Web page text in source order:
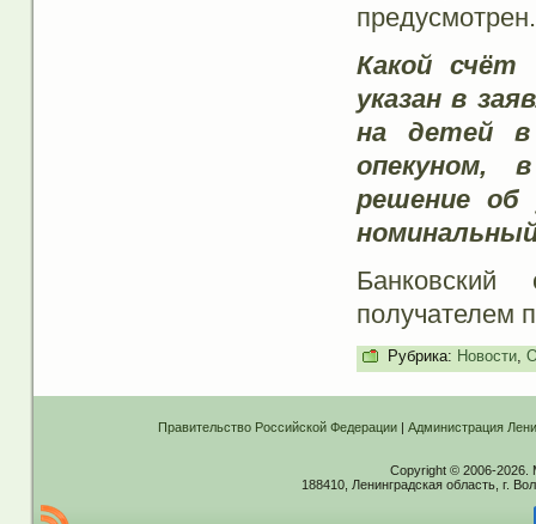
предусмотрен.
Какой счёт
указан в
на детей
опекуном,
решение об
получателем
Рубрика: Новости,
Правительство Российской Федерации| Администрация
Copyright © 2006-2026.
188410, Ленинградская область, г.